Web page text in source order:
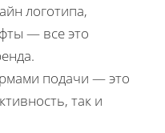
логотипа,
— все это
подачи — это
так и